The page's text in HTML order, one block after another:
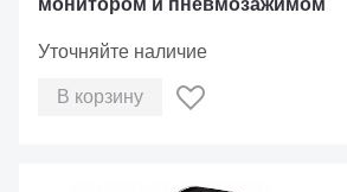
монитором и пневмозажимом
Уточняйте наличие
В корзину